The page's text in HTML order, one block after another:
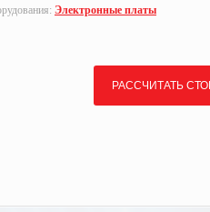
Электронные платы
РАССЧИТАТЬ